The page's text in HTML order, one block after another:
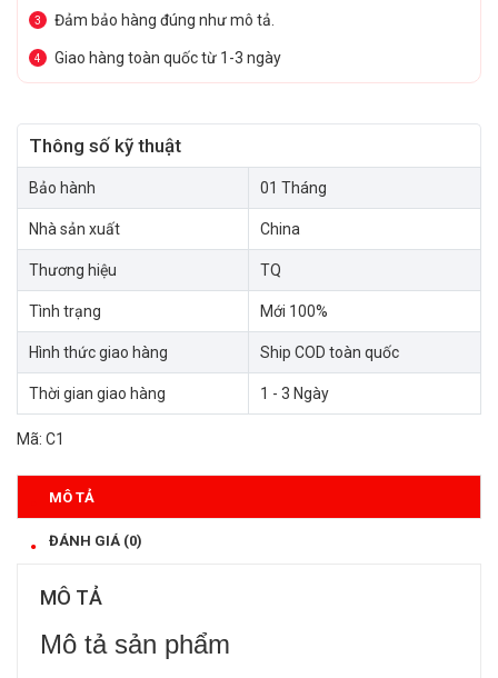
3 Đảm bảo hàng đúng như mô tả.
4 Giao hàng toàn quốc từ 1-3 ngày
Thông số kỹ thuật
Bảo hành 01 Tháng
Nhà sản xuất China
Thương hiệu TQ
Tình trạng Mới 100%
Hình thức giao hàng Ship COD toàn quốc
Thời gian giao hàng 1 - 3 Ngày
Mã: C1
MÔ TẢ
ĐÁNH GIÁ (0)
MÔ TẢ
Mô tả sản phẩm